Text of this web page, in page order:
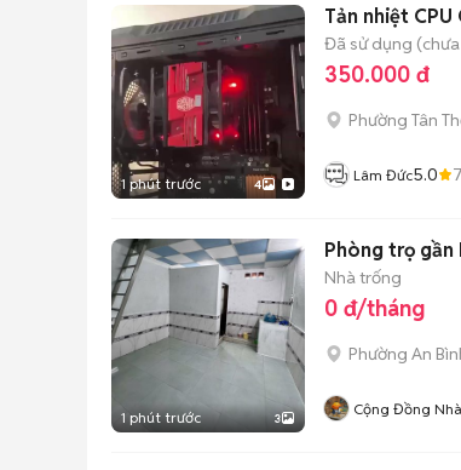
1 phút trước 4
Tản nhiệt
Đã sử dụng
350.000 đ
Phường Tân
Lâm Đức5.0 7
1 phút trước 3
Phòng trọ gần
Nhà trống
0 đ/tháng
Phường An
Cộng Đồng